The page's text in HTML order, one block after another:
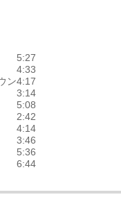
5:27
4:33
ン4:17
3:14
5:08
2:42
4:14
3:46
5:36
6:44